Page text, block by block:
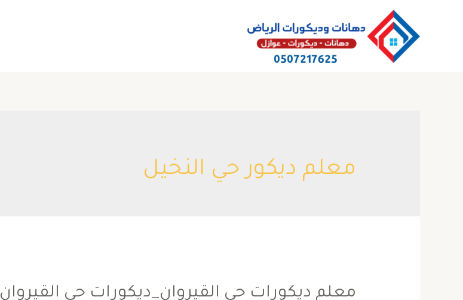
معلم ديكور حي النخيل
معلم ديكورات حي القيروان_ديكورات حي القيروان